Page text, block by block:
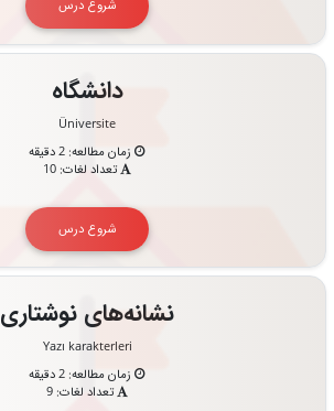
شروع درس
دانشگاه
Üniversite
زمان مطالعه: 2 دقیقه
تعداد لغات: 10
شروع درس
نشانه‌های نوشتاری
Yazı karakterleri
زمان مطالعه: 2 دقیقه
تعداد لغات: 9